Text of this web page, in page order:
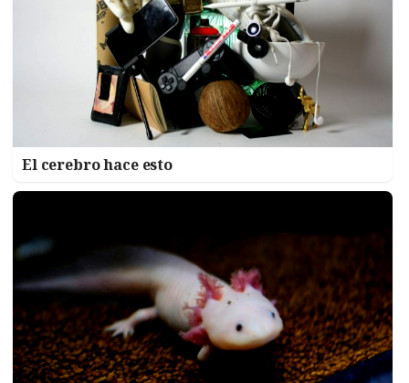
El cerebro hace esto